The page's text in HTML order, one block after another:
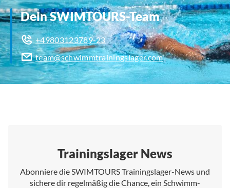
Dein SWIMTOURS-Team
+49803123789-23
team@schwimmtrainingslager.com
Trainingslager News
Abonniere die SWIMTOURS Trainingslager-News und
sichere dir regelmäßig die Chance, ein Schwimm-